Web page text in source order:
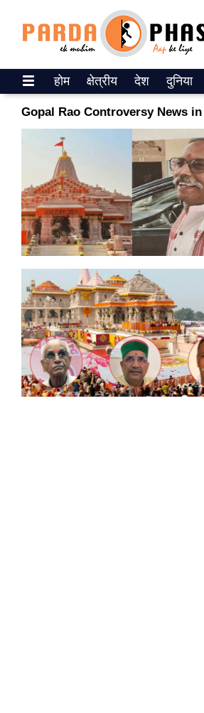
ePaper
वेब स्टोरीज
उत्तर प्रदेश
गैलरी
वीडियो
रिलेशनशिप
जीवन मंत्रा
फूड
सेहत
ब्‍यूटी
होम क्षेत्रीय देश दुनिया
Gopal Rao Controversy News